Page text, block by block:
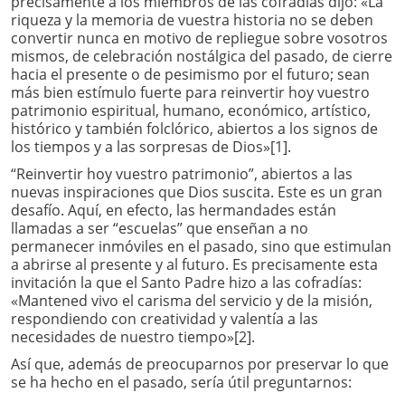
riqueza y la memoria de vuestra historia no se deben
convertir nunca en motivo de repliegue sobre vosotros
mismos, de celebración nostálgica del pasado, de cierre
hacia el presente o de pesimismo por el futuro; sean
más bien estímulo fuerte para reinvertir hoy vuestro
patrimonio espiritual, humano, económico, artístico,
histórico y también folclórico, abiertos a los signos de
los tiempos y a las sorpresas de Dios»[1].
“Reinvertir hoy vuestro patrimonio”, abiertos a las
nuevas inspiraciones que Dios suscita. Este es un gran
desafío. Aquí, en efecto, las hermandades están
llamadas a ser “escuelas” que enseñan a no
permanecer inmóviles en el pasado, sino que estimulan
a abrirse al presente y al futuro. Es precisamente esta
invitación la que el Santo Padre hizo a las cofradías:
«Mantened vivo el carisma del servicio y de la misión,
respondiendo con creatividad y valentía a las
necesidades de nuestro tiempo»[2].
Así que, además de preocuparnos por preservar lo que
se ha hecho en el pasado, sería útil preguntarnos: